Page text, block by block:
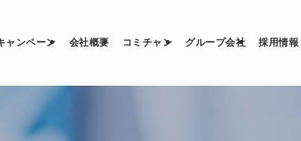
ャンペーン 会社概要 コミチャン グループ会社 採用情報